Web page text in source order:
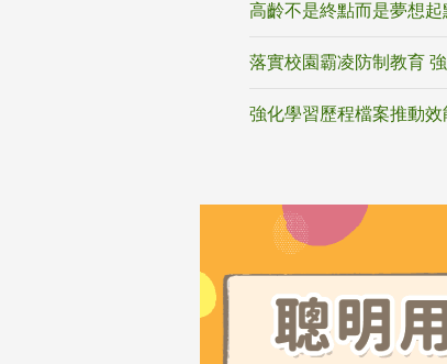
高齡不是終點而是夢想
落實校園霸凌防制教育
強化學習歷程檔案推動